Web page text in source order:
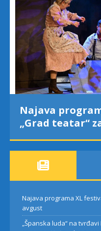
Najava
„Grad teatar“
Najava programa XL
avgust
„Španska luda“ na